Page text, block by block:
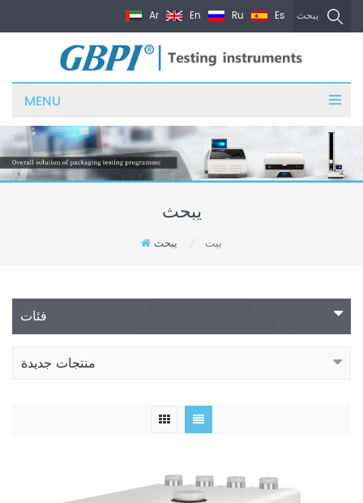
يبحث Ar En Ru Es
MENU
يبحث
بيت يبحث
فئات
منتجات جديدة